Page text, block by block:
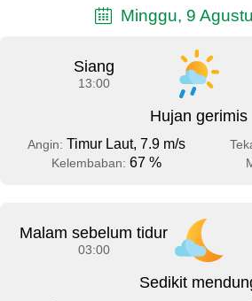
Minggu, 9
Siang
13:00
Hujan gerimis
Angin: Timur Laut, 7.9 m/s
Kelembaban: 67 %
Malam sebelum tidur
03:00
Sedikit